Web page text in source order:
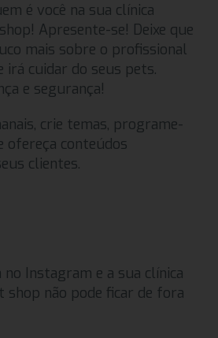
é você na sua clínica
Apresente-se! Deixe que
mais sobre o profissional
irá cuidar do seus pets.
e segurança!
crie temas, programe-
ofereça conteúdos
clientes.
Instagram e a sua clínica
shop não pode ficar de fora